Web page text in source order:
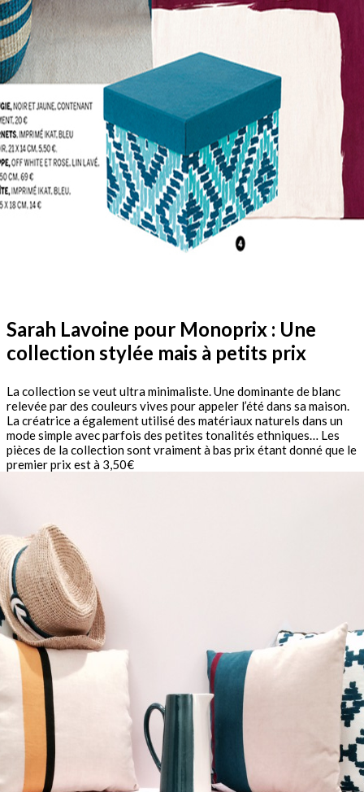
Sarah Lavoine pour Monoprix : Une
collection stylée mais à petits prix
La collection se veut ultra minimaliste. Une dominante de blanc
relevée par des couleurs vives pour appeler l’été dans sa maison.
La créatrice a également utilisé des matériaux naturels dans un
mode simple avec parfois des petites tonalités ethniques… Les
pièces de la collection sont vraiment à bas prix étant donné que le
premier prix est à 3,50€